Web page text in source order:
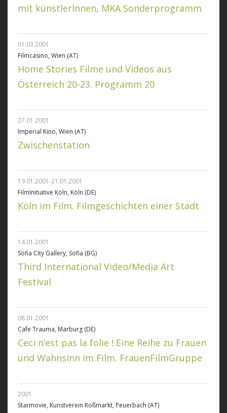
mit künstlerInnen, MKA Sonderprogramm
01.03.2001
Filmcasino, Wien (AT)
Home Stories Filme und Videos aus
Österreich 20-23. Programm 20
27.01.2001
Imperial Kino, Wien (AT)
Zwischenstation
19.01.2001-21.01.2001
FilmInitiative Köln, Köln (DE)
Köln im Film. Filmgeschichten einer Stadt
14.01.2001
Sofia City Gallery, Sofia (BG)
Third International Video/Media Art
Festival
08.01.2001
Cafe Trauma, Marburg (DE)
Ceci n’est pas la folie ! Eine Reihe zu Frauen
und Wahnsinn im Film. FrauenFilmGruppe
2001
Starmovie, Kunstverein Roßmarkt, Peuerbach (AT)